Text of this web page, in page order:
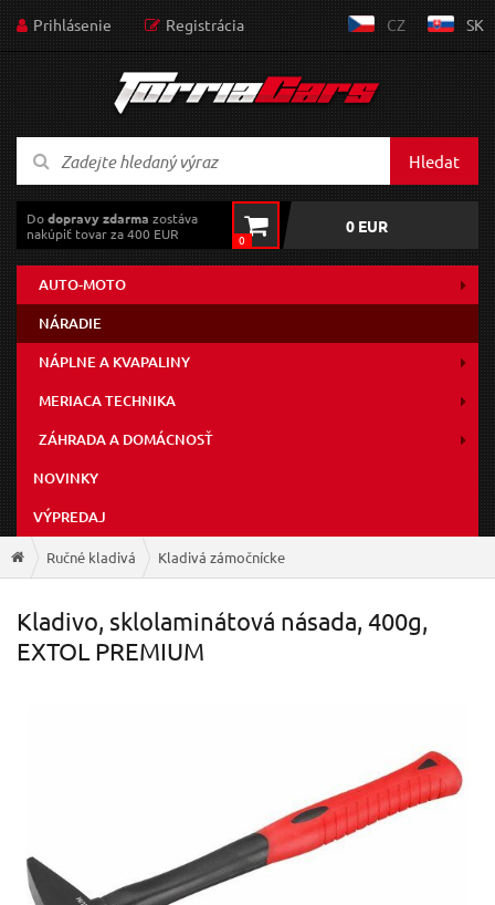
Prihlásenie Registrácia CZ SK
Hledat
Dodopravy zdarma zostáva
nakúpiť tovar za 400 EUR
0
0 EUR
AUTO-MOTO
NÁRADIE
NÁPLNE A KVAPALINY
MERIACA TECHNIKA
ZÁHRADA A DOMÁCNOSŤ
NOVINKY
VÝPREDAJ
Ručné kladivá Kladivá zámočnícke
Kladivo, sklolaminátová násada, 400g,
EXTOL PREMIUM